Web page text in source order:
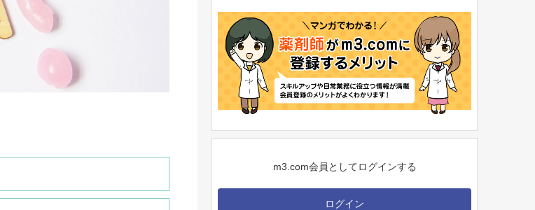
m3.com会員としてログインする
ログイン